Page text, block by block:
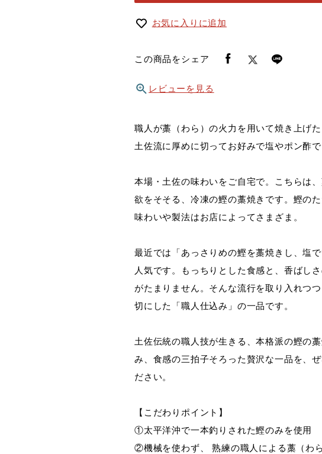
お気に入りに追加
この商品をシェア
レビューを見る
職人が藁（わら）の火力を用いて焼き上げた
土佐流に厚めに切ってお好みで塩やポン酢で
本場・土佐の味わいをご自宅で。こちらは
欲をそそる、冷凍の鰹の藁焼きです。鰹の
味わいや製法はお店によってさまざま。
最近では「あっさりめの鰹を藁焼きし、塩
人気です。もっちりとした食感と、香ばし
がたまりません。そんな流行を取り入れつ
切にした「職人仕込み」の一品です。
土佐伝統の職人技が生きる、本格派の鰹の
み、食感の三拍子そろった贅沢な一品を、
ださい。
【こだわりポイント】
①太平洋沖で一本釣りされた鰹のみを使用
②機械を使わず、 熟練の職人による藁（わ